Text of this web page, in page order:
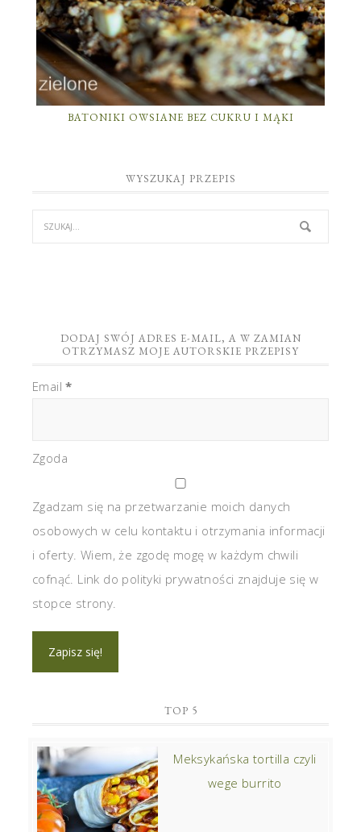
BATONIKI OWSIANE BEZ CUKRU I MĄKI
WYSZUKAJ PRZEPIS
DODAJ SWÓJ ADRES E-MAIL, A W ZAMIAN
OTRZYMASZ MOJE AUTORSKIE PRZEPISY
Email*
Zgoda
Zgadzam się na przetwarzanie moich danych
osobowych w celu kontaktu i otrzymania informacji
i oferty. Wiem, że zgodę mogę w każdym chwili
cofnąć. Link do polityki prywatności znajduje się w
stopce strony.
TOP 5
Meksykańska tortilla czyli
wege burrito